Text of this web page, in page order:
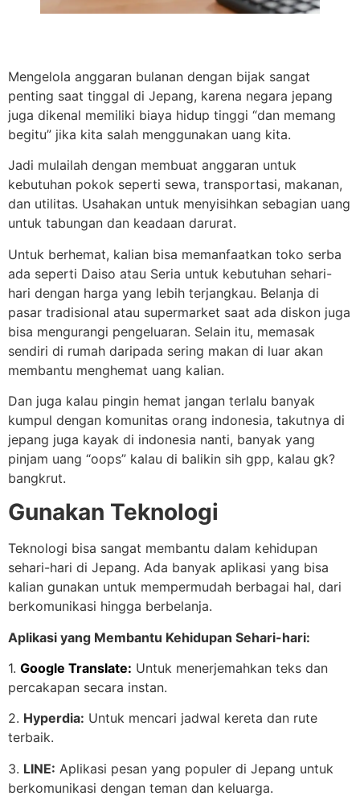
Mengelola anggaran bulanan dengan bijak sangat
penting saat tinggal di Jepang, karena negara jepang
juga dikenal memiliki biaya hidup tinggi “dan memang
begitu” jika kita salah menggunakan uang kita.
Jadi mulailah dengan membuat anggaran untuk
kebutuhan pokok seperti sewa, transportasi, makanan,
dan utilitas. Usahakan untuk menyisihkan sebagian uang
untuk tabungan dan keadaan darurat.
Untuk berhemat, kalian bisa memanfaatkan toko serba
ada seperti Daiso atau Seria untuk kebutuhan sehari-
hari dengan harga yang lebih terjangkau. Belanja di
pasar tradisional atau supermarket saat ada diskon juga
bisa mengurangi pengeluaran. Selain itu, memasak
sendiri di rumah daripada sering makan di luar akan
membantu menghemat uang kalian.
Dan juga kalau pingin hemat jangan terlalu banyak
kumpul dengan komunitas orang indonesia, takutnya di
jepang juga kayak di indonesia nanti, banyak yang
pinjam uang “oops” kalau di balikin sih gpp, kalau gk?
bangkrut.
Gunakan Teknologi
Teknologi bisa sangat membantu dalam kehidupan
sehari-hari di Jepang. Ada banyak aplikasi yang bisa
kalian gunakan untuk mempermudah berbagai hal, dari
berkomunikasi hingga berbelanja.
Aplikasi yang Membantu Kehidupan Sehari-hari:
1. Google Translate: Untuk menerjemahkan teks dan
percakapan secara instan.
2. Hyperdia: Untuk mencari jadwal kereta dan rute
terbaik.
3. LINE: Aplikasi pesan yang populer di Jepang untuk
berkomunikasi dengan teman dan keluarga.